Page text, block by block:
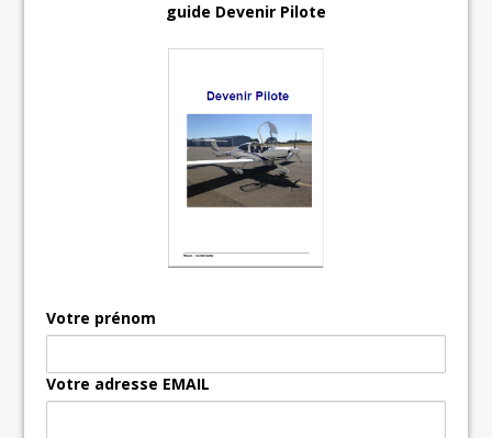
guide Devenir Pilote
Votre prénom
Votre adresse EMAIL